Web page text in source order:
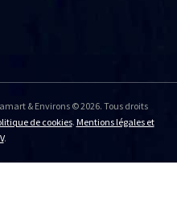
& Environs © 2026. Tous droits
de cookies. Mentions légales et
.